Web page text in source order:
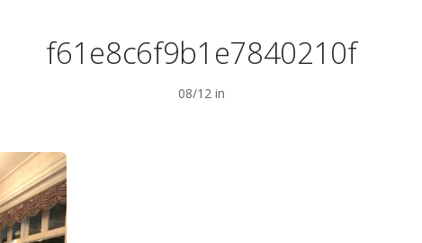
f61e8c6f9b1e7840210f
08/12 in